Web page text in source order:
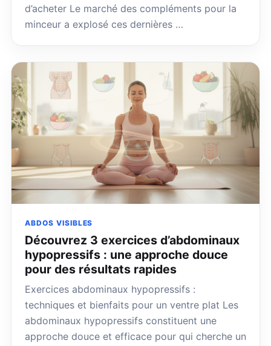
d’acheter Le marché des compléments pour la
minceur a explosé ces dernières …
ABDOS VISIBLES
Découvrez 3 exercices d’abdominaux
hypopressifs : une approche douce
pour des résultats rapides
Exercices abdominaux hypopressifs :
techniques et bienfaits pour un ventre plat Les
abdominaux hypopressifs constituent une
approche douce et efficace pour qui cherche un